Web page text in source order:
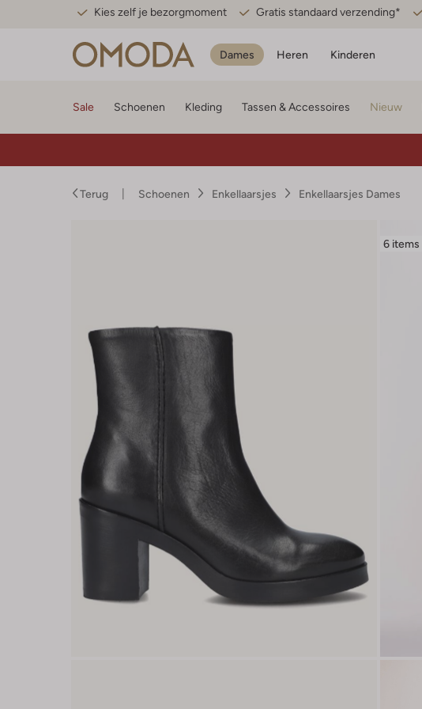
Kies zelf je bezorgmoment Gratis standaard verzending*
Dames Heren Kinderen
Sale Schoenen Kleding Tassen & Accessoires Nieuw
Terug Schoenen Enkellaarsjes Enkellaarsjes Dames
6 items